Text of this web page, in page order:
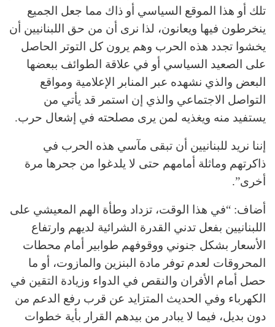
تلك أو هذا الموقع السياسي أو ذاك مما جعل الجميع
ينخرطون فيها ويعانون، لذا نرى أن من حق اللبنانيين أن
يخشوا تجدد هذه الحرب وهم يرون كل التوتر الحاصل
على الصعيد السياسي أو في علاقة الطوائف ببعضها
البعض والذي نشهده عبر المنابر الإعلامية ومواقع
التواصل الاجتماعي والذي إن استمر قد يأتي من
يستفيد منه ويغذيه لمن يرى مصلحته في إشعال حرب.
إننا نريد للبنانيين أن تبقى مآسي هذه الحرب في
ذاكرتهم وماثلة أمامهم حتى لا يلدغوا من جحرها مرة
أخرى”.
أضاف: “في هذا الوقت، تزداد وطأة الهم المعيشي على
اللبنانيين بفعل تدني القدرة الشرائية لديهم وارتفاع
الأسعار بشكل جنوني ووقوفهم طوابير أمام محطات
المحروقات لعدم توفر مادة البنزين والمازوت، أو ما
حصل أمام الأفران والنقص في الدواء وزيادة التقين في
الكهرباء وفي الحديث المتزايد عن قرب رفع الدعم من
دون بديل، فيما لا يبادر من بيدهم القرار بأية خطوات